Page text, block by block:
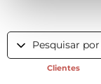
Clientes